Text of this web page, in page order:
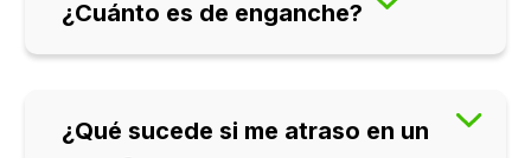
¿Cuánto es de enganche?
¿Qué sucede si me atraso en un